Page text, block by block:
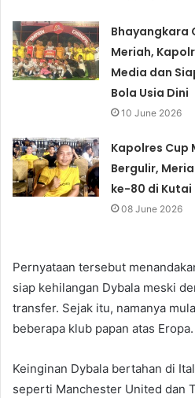
Bhayangkara
Meriah,
Media dan
Bola Usia Dini
10 June 2026
Kapolres Cup
Bergulir,
ke-80 di Kutai
08 June 2026
Pernyataan tersebut
siap kehilangan Dybala meski
transfer. Sejak itu, namanya
beberapa klub papan atas Eropa.
Keinginan Dybala bertahan di
seperti Manchester United dan